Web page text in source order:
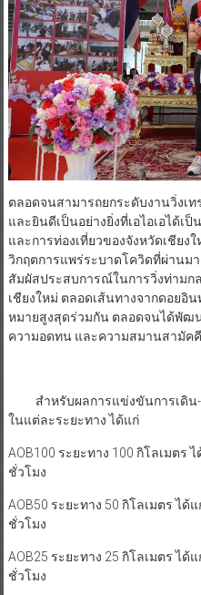
ตลอดจนสามารถยกระดับงานวิ่งเ
และยินดีเป็นอย่างยิ่งที่เอไอเอได้เ
และการท่องเที่ยวของจังหวัดเชียง
วิกฤตการแพร่ระบาดโควิดที่ผ่านม
สัมผัสประสบการณ์ในการวิ่งท่ามก
เชียงใหม่ ตลอดเส้นทางจากดอยอิ
หมายสูงสุดร่วมกัน ตลอดจนได้พัฒ
ความอดทน และความสมานสามัค
สำหรับผลการแข่งขันการเดิน-วิ่
ในแต่ละระยะทาง ได้แก่
AOB100 ระยะทาง 100 กิโลเมตร
ชั่วโมง
AOB50 ระยะทาง 50 กิโลเมตร ได้
ชั่วโมง
AOB25 ระยะทาง 25 กิโลเมตร ได้
ชั่วโมง